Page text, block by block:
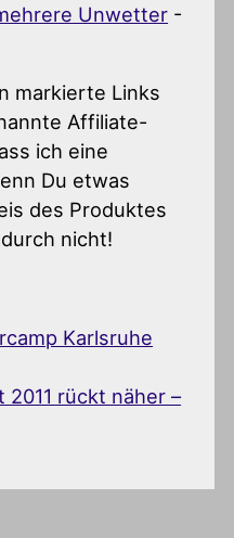
Unwetter -
markierte Links
Affiliate-
ich eine
Du etwas
des Produktes
nicht!
Karlsruhe
rückt näher –